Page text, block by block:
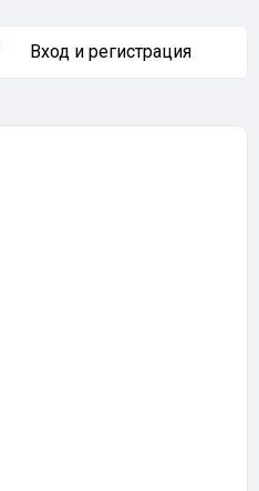
Вход и регистрация